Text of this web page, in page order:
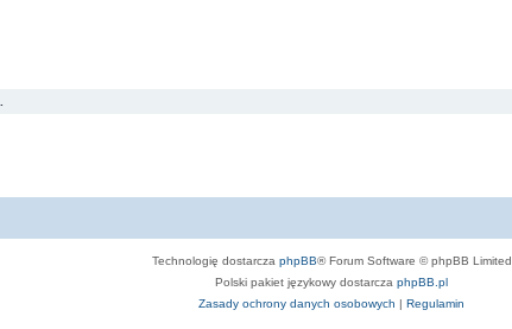
Technologię dostarcza phpBB® Forum Software © phpBB Limited
Polski pakiet językowy dostarcza phpBB.pl
Zasady ochrony danych osobowych | Regulamin